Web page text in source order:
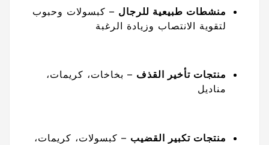
منشطات طبيعية للرجال – كبسولات وحبوب
لتقوية الانتصاب وزيادة الرغبة
منتجات تأخير القذف – بخاخات، كريمات،
مناديل
منتجات تكبير القضيب – كبسولات، كريمات،